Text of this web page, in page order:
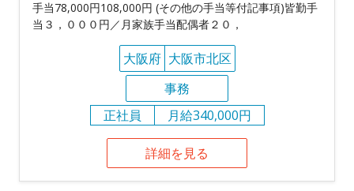
手当78,000円108,000円 (その他の手当等付記事項)皆勤手
当３，０００円／月家族手当配偶者２０，
大阪府 大阪市北区
事務
正社員
月給340,000円
詳細を見る